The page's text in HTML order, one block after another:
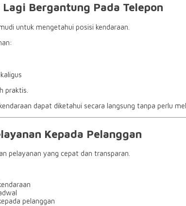
Bergantung Pada Telepon
untuk mengetahui posisi kendaraan.
praktis.
kendaraan dapat diketahui secara langsung tanpa perlu
Kepada Pelanggan
pelayanan yang cepat dan transparan.
pelanggan